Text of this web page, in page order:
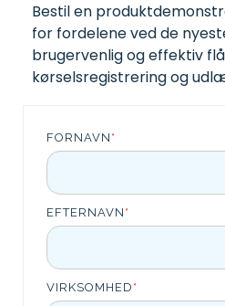
Bestil en
for fordelene ved de
brugervenlig og effektiv
kørselsregistrering og
FORNAVN *
EFTERNAVN *
VIRKSOMHED *